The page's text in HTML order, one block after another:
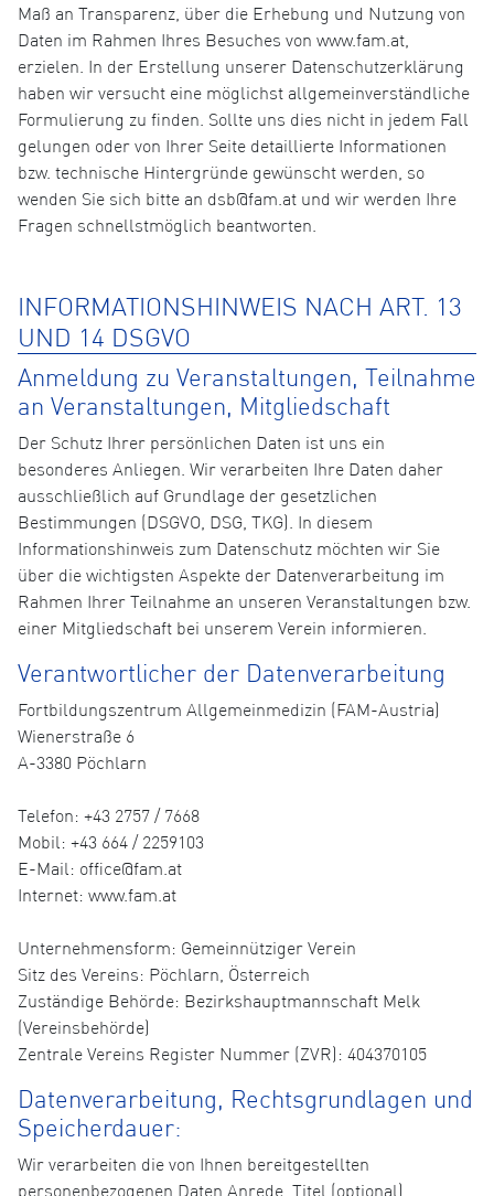
Maß an Transparenz, über die Erhebung und Nutzung von
Daten im Rahmen Ihres Besuches von www.fam.at,
erzielen. In der Erstellung unserer Datenschutzerklärung
haben wir versucht eine möglichst allgemeinverständliche
Formulierung zu finden. Sollte uns dies nicht in jedem Fall
gelungen oder von Ihrer Seite detaillierte Informationen
bzw. technische Hintergründe gewünscht werden, so
wenden Sie sich bitte an dsb@fam.at und wir werden Ihre
Fragen schnellstmöglich beantworten.
INFORMATIONSHINWEIS NACH ART. 13
UND 14 DSGVO
Anmeldung zu Veranstaltungen, Teilnahme
an Veranstaltungen, Mitgliedschaft
Der Schutz Ihrer persönlichen Daten ist uns ein
besonderes Anliegen. Wir verarbeiten Ihre Daten daher
ausschließlich auf Grundlage der gesetzlichen
Bestimmungen (DSGVO, DSG, TKG). In diesem
Informationshinweis zum Datenschutz möchten wir Sie
über die wichtigsten Aspekte der Datenverarbeitung im
Rahmen Ihrer Teilnahme an unseren Veranstaltungen bzw.
einer Mitgliedschaft bei unserem Verein informieren.
Verantwortlicher der Datenverarbeitung
Fortbildungszentrum Allgemeinmedizin (FAM-Austria)
Wienerstraße 6
A-3380 Pöchlarn
Telefon: +43 2757 / 7668
Mobil: +43 664 / 2259103
E-Mail: office@fam.at
Internet: www.fam.at
Unternehmensform: Gemeinnütziger Verein
Sitz des Vereins: Pöchlarn, Österreich
Zuständige Behörde: Bezirkshauptmannschaft Melk
(Vereinsbehörde)
Zentrale Vereins Register Nummer (ZVR): 404370105
Datenverarbeitung, Rechtsgrundlagen und
Speicherdauer:
Wir verarbeiten die von Ihnen bereitgestellten
personenbezogenen Daten Anrede, Titel (optional),